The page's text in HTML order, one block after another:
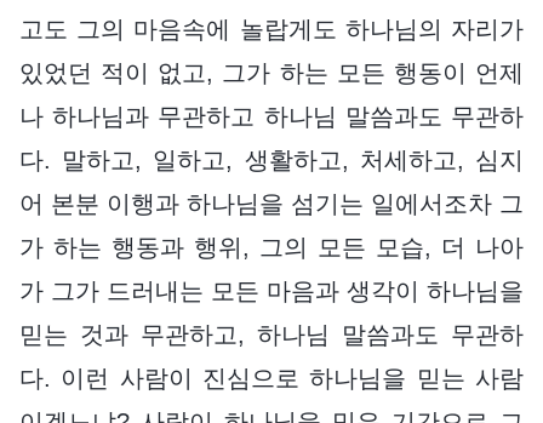
고도 그의 마음속에 놀랍게도 하나님의 자리가
있었던 적이 없고, 그가 하는 모든 행동이 언제
나 하나님과 무관하고 하나님 말씀과도 무관하
다. 말하고, 일하고, 생활하고, 처세하고, 심지
어 본분 이행과 하나님을 섬기는 일에서조차 그
가 하는 행동과 행위, 그의 모든 모습, 더 나아
가 그가 드러내는 모든 마음과 생각이 하나님을
믿는 것과 무관하고, 하나님 말씀과도 무관하
다. 이런 사람이 진심으로 하나님을 믿는 사람